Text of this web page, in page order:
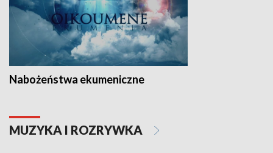
Nabożeństwa ekumeniczne
MUZYKA I ROZRYWKA